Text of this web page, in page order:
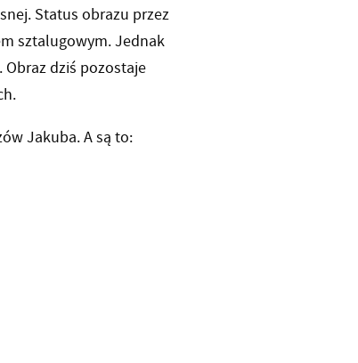
Status obrazu przez
sztalugowym. Jednak
dziś pozostaje
Jakuba. A są to: